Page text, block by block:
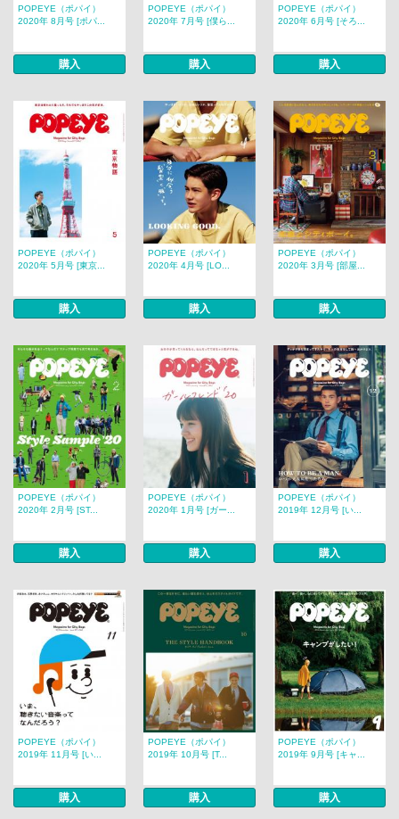
POPEYE（ポパイ）
2020年 8月号 [ポパ...
購入
POPEYE（ポパイ）
2020年 7月号 [僕ら...
購入
POPEYE（ポパイ）
2020年 6月号 [そろ...
購入
POPEYE（ポパイ）
2020年 5月号 [東京...
購入
POPEYE（ポパイ）
2020年 4月号 [LO...
購入
POPEYE（ポパイ）
2020年 3月号 [部屋...
購入
POPEYE（ポパイ）
2020年 2月号 [ST...
購入
POPEYE（ポパイ）
2020年 1月号 [ガー...
購入
POPEYE（ポパイ）
2019年 12月号 [い...
購入
POPEYE（ポパイ）
2019年 11月号 [い...
購入
POPEYE（ポパイ）
2019年 10月号 [T...
購入
POPEYE（ポパイ）
2019年 9月号 [キャ...
購入